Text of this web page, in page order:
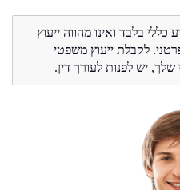
בלבד ואינו מהווה ייעוץ
לקבלת ייעוץ משפטי
יש לפנות לעורך דין.